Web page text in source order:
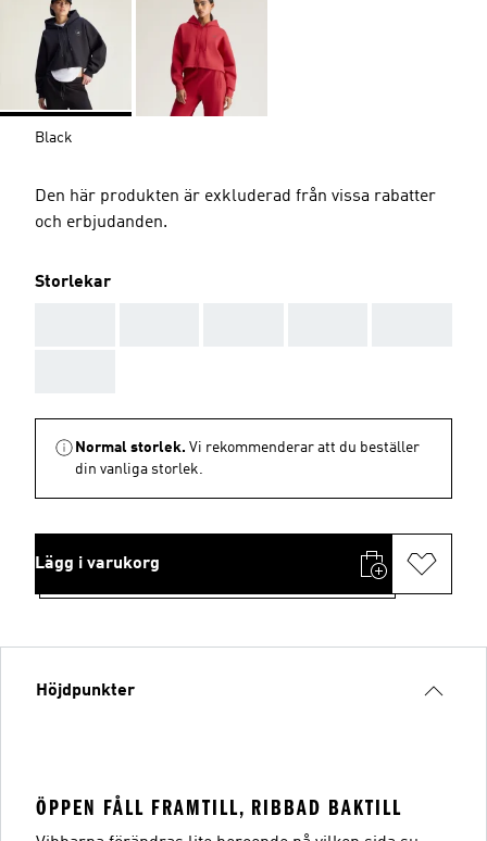
Black
Den här produkten är exkluderad från vissa rabatter
och erbjudanden.
Storlekar
Normal storlek. Vi rekommenderar att du beställer
din vanliga storlek.
Lägg i varukorg
Höjdpunkter
ÖPPEN FÅLL FRAMTILL, RIBBAD BAKTILL